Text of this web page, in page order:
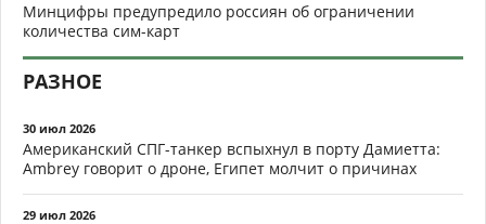
Минцифры предупредило россиян об ограничении
количества сим-карт
РАЗНОЕ
30 июл 2026
Американский СПГ-танкер вспыхнул в порту Дамиетта:
Ambrey говорит о дроне, Египет молчит о причинах
29 июл 2026